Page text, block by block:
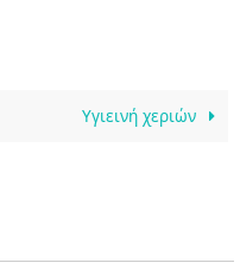
Υγιεινή χεριών